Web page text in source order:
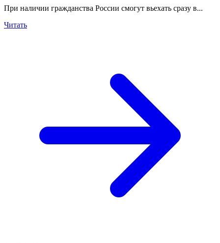
При наличии гражданства России смогут вьехать сразу в...
Читать